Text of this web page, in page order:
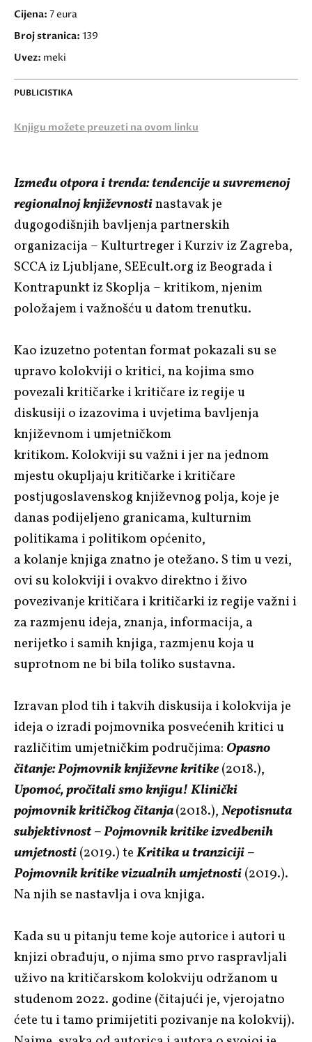
Cijena: 7 eura
Broj stranica: 139
Uvez: meki
PUBLICISTIKA
Knjigu možete preuzeti na ovom linku
Između otpora i trenda: tendencije u suvremenoj
regionalnoj književnostinastavak je
dugogodišnjih bavljenja partnerskih
organizacija – Kulturtreger i Kurziv iz Zagreba,
SCCA iz Ljubljane, SEEcult.org iz Beograda i
Kontrapunkt iz Skoplja – kritikom, njenim
položajem i važnošću u datom trenutku.
Kao izuzetno potentan format pokazali su se
upravo kolokviji o kritici, na kojima smo
povezali kritičarke i kritičare iz regije u
diskusiji o izazovima i uvjetima bavljenja
književnom i umjetničkom
kritikom. Kolokviji su važni i jer na jednom
mjestu okupljaju kritičarke i kritičare
postjugoslavenskog književnog polja, koje je
danas podijeljeno granicama, kulturnim
politikama i politikom općenito,
a kolanje knjiga znatno je otežano. S tim u vezi,
ovi su kolokviji i ovakvo direktno i živo
povezivanje kritičara i kritičarki iz regije važni i
za razmjenu ideja, znanja, informacija, a
nerijetko i samih knjiga, razmjenu koja u
suprotnom ne bi bila toliko sustavna.
Izravan plod tih i takvih diskusija i kolokvija je
ideja o izradi pojmovnika posvećenih kritici u
različitim umjetničkim područjima: Opasno
čitanje: Pojmovnik književne kritike(2018.),
Upomoć, pročitali smo knjigu! Klinički
pojmovnik kritičkog čitanja(2018.),Nepotisnuta
subjektivnost – Pojmovnik kritike izvedbenih
umjetnosti(2019.) teKritika u tranziciji –
Pojmovnik kritike vizualnih umjetnosti(2019.).
Na njih se nastavlja i ova knjiga.
Kada su u pitanju teme koje autorice i autori u
knjizi obrađuju, o njima smo prvo raspravljali
uživo na kritičarskom kolokviju održanom u
studenom 2022. godine (čitajući je, vjerojatno
ćete tu i tamo primijetiti pozivanje na kolokvij).